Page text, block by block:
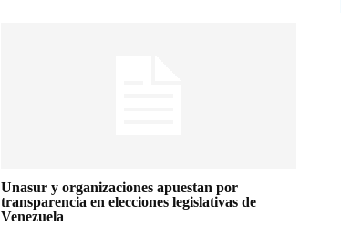
Unasur y organizaciones apuestan por
transparencia en elecciones legislativas de
Venezuela